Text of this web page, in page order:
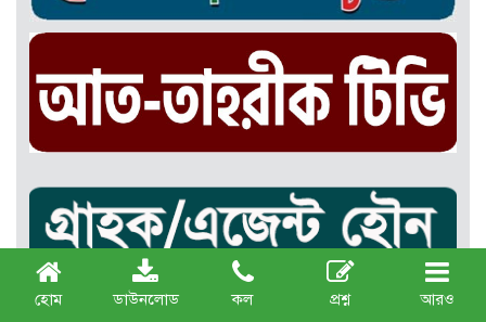
হোম ডাউনলোড কল প্রশ্ন আরও